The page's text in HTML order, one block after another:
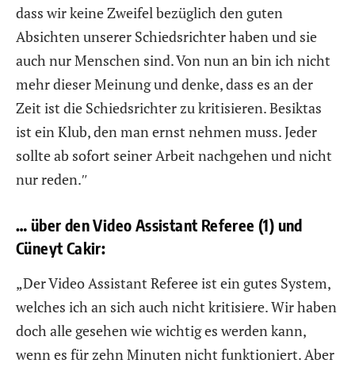
dass wir keine Zweifel bezüglich den guten
Absichten unserer Schiedsrichter haben und sie
auch nur Menschen sind. Von nun an bin ich nicht
mehr dieser Meinung und denke, dass es an der
Zeit ist die Schiedsrichter zu kritisieren. Besiktas
ist ein Klub, den man ernst nehmen muss. Jeder
sollte ab sofort seiner Arbeit nachgehen und nicht
nur reden.″
… über den Video Assistant Referee (1) und
Cüneyt Cakir:
„Der Video Assistant Referee ist ein gutes System,
welches ich an sich auch nicht kritisiere. Wir haben
doch alle gesehen wie wichtig es werden kann,
wenn es für zehn Minuten nicht funktioniert. Aber